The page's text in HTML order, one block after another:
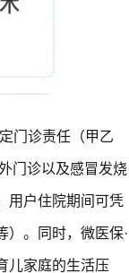
门诊责任（甲乙
门诊以及感冒发烧
用户住院期间可凭
）。同时，微医保·
儿家庭的生活压